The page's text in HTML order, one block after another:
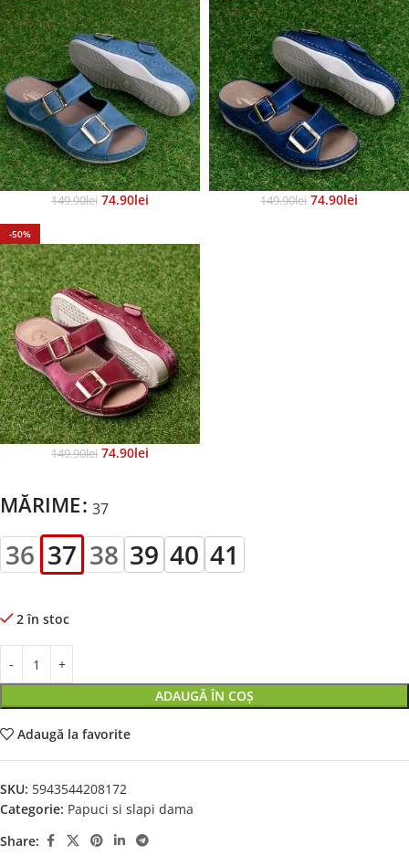
149.90Lei 74.90Lei 149.90Lei 74.90Lei
-50%
149.90Lei 74.90Lei
MĂRIME 37
36 37 38 39 40 41
2 în stoc
ADAUGĂ ÎN COȘ
Adaugă la favorite
SKU: 5943544208172
Categorie: Papuci si slapi dama
Share: